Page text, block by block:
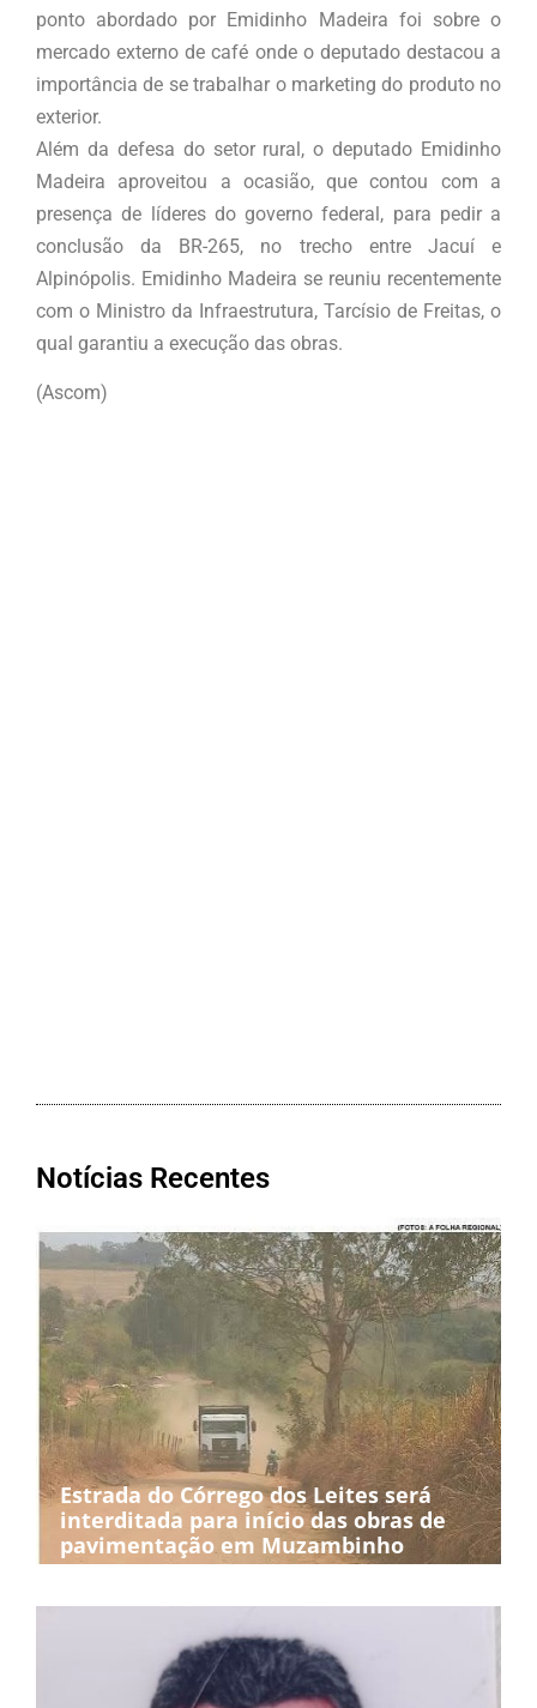
ponto abordado por Emidinho Madeira foi sobre o
mercado externo de café onde o deputado destacou a
importância de se trabalhar o marketing do produto no
exterior.
Além da defesa do setor rural, o deputado Emidinho
Madeira aproveitou a ocasião, que contou com a
presença de líderes do governo federal, para pedir a
conclusão da BR-265, no trecho entre Jacuí e
Alpinópolis. Emidinho Madeira se reuniu recentemente
com o Ministro da Infraestrutura, Tarcísio de Freitas, o
qual garantiu a execução das obras.
(Ascom)
Notícias Recentes
Estrada do Córrego dos Leites será
interditada para início das obras de
pavimentação em Muzambinho